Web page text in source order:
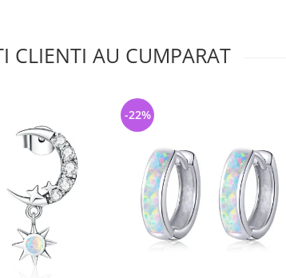
CLIENTI AU CUMPARAT
-22%